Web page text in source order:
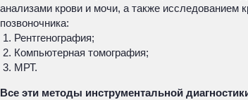
анализами крови и мочи, а также исследованием
позвоночника:
Рентгенография;
Компьютерная томография;
МРТ.
Все эти методы инструментальной